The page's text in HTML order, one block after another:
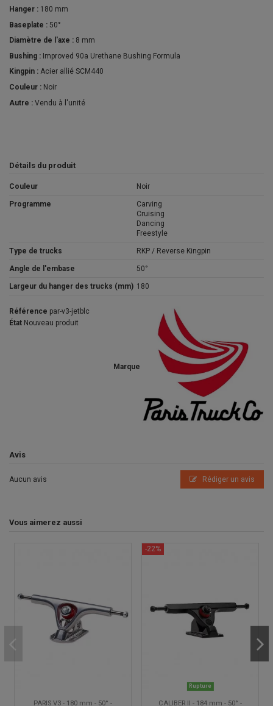
Hanger : 180 mm
Baseplate : 50°
Diamètre de l'axe : 8 mm
Bushing : Improved 90a Urethane Bushing Formula
Kingpin : Acier allié SCM440
Couleur : Noir
Autre : Vendu à l'unité
Détails du produit
Couleur Noir
Programme
Carving
Cruising
Dancing
Freestyle
Type de trucks RKP / Reverse Kingpin
Angle de l'embase 50°
Largeur du hanger des trucks (mm) 180
Marque
Référence par-v3-jetblc
État Nouveau produit
Avis
Aucun avis Rédiger un avis
Vous aimerez aussi
PARIS V3 - 180 mm - 50° -
-22%
Rupture
CALIBER II - 184 mm - 50° -